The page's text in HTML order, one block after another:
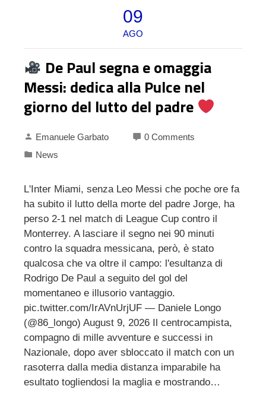
09
AGO
De Paul segna e omaggia
Messi: dedica alla Pulce nel
giorno del lutto del padre
Emanuele Garbato
0 Comments
News
L'Inter Miami, senza Leo Messi che poche ore fa
ha subito il lutto della morte del padre Jorge, ha
perso 2-1 nel match di League Cup contro il
Monterrey. A lasciare il segno nei 90 minuti
contro la squadra messicana, però, è stato
qualcosa che va oltre il campo: l'esultanza di
Rodrigo De Paul a seguito del gol del
momentaneo e illusorio vantaggio.
pic.twitter.com/IrAVnUrjUF — Daniele Longo
(@86_longo) August 9, 2026 Il centrocampista,
compagno di mille avventure e successi in
Nazionale, dopo aver sbloccato il match con un
rasoterra dalla media distanza imparabile ha
esultato togliendosi la maglia e mostrando…